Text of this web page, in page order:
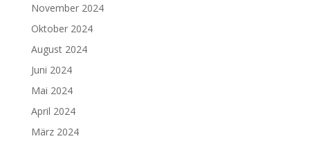
November 2024
Oktober 2024
August 2024
Juni 2024
Mai 2024
April 2024
März 2024